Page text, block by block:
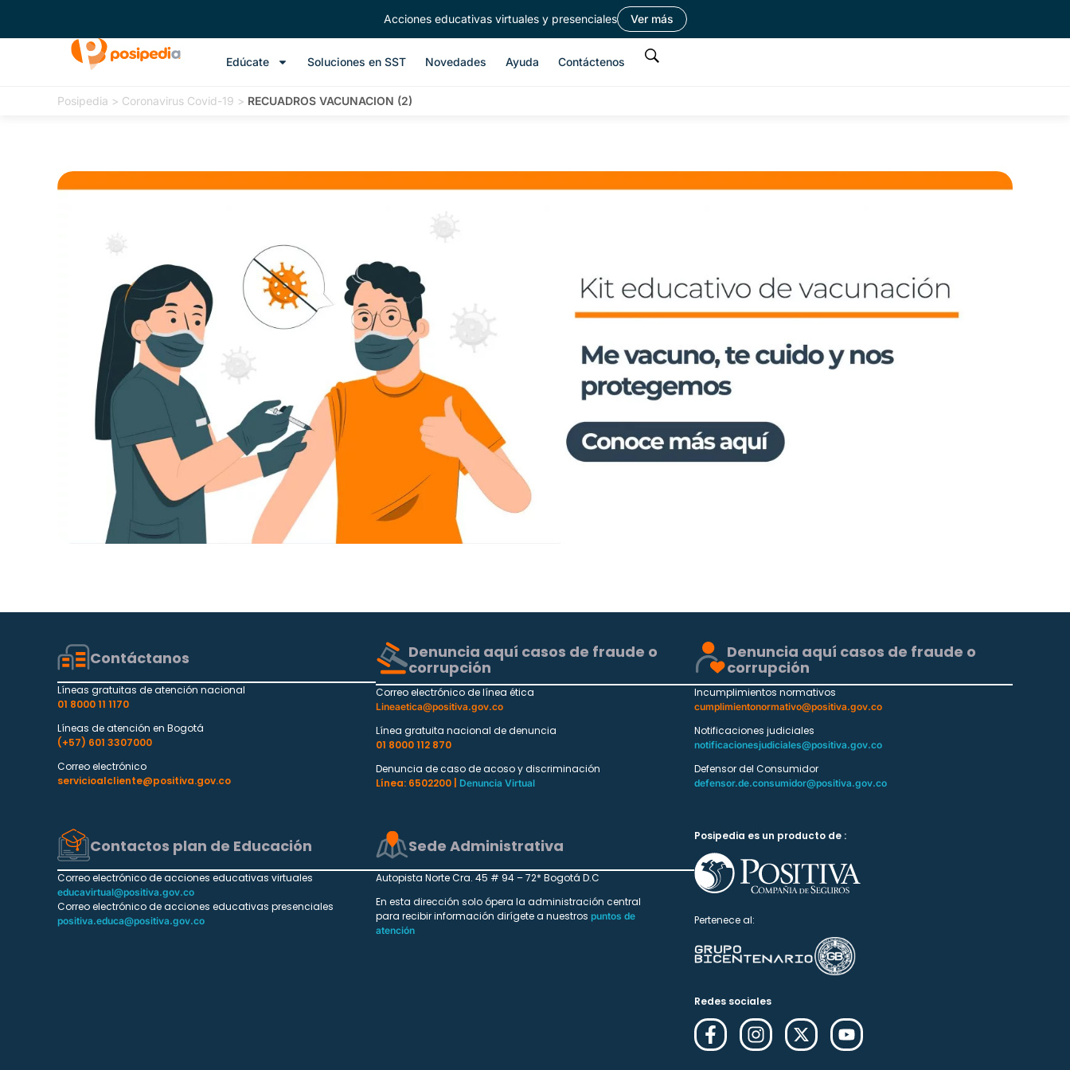
Acciones educativas virtuales y presenciales Ver más
Edúcate Soluciones en SST Novedades Ayuda Contáctenos
Posipedia > Coronavirus Covid-19 > RECUADROS VACUNACION (2)
Contáctanos
Líneas gratuitas de atención nacional
01 8000 11 1170
Líneas de atención en Bogotá
(+57) 601 3307000
Correo electrónico
servicioalcliente@positiva.gov.co
Denuncia aquí casos de fraude o
corrupción
Correo electrónico de línea ética
Lineaetica@positiva.gov.co
Línea gratuita nacional de denuncia
01 8000 112 870
Denuncia de caso de acoso y discriminación
Línea: 6502200 |
Denuncia Virtual
Denuncia aquí casos de fraude o
corrupción
Incumplimientos normativos
cumplimientonormativo@positiva.gov.co
Notificaciones judiciales
notificacionesjudiciales@positiva.gov.co
Defensor del Consumidor
defensor.de.consumidor@positiva.gov.co
Contactos plan de Educación
Correo electrónico de acciones educativas virtuales
educavirtual@positiva.gov.co
Correo electrónico de acciones educativas presenciales
positiva.educa@positiva.gov.co
Sede Administrativa
Autopista Norte Cra. 45 # 94 – 72* Bogotá D.C
En esta dirección solo ópera la administración central
para recibir información dirígete a nuestros puntos de
atención
Posipedia es un producto de :
Pertenece al:
Redes sociales